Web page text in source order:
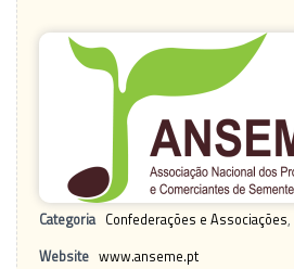
Categoria Confederações e Associações,
Website www.anseme.pt